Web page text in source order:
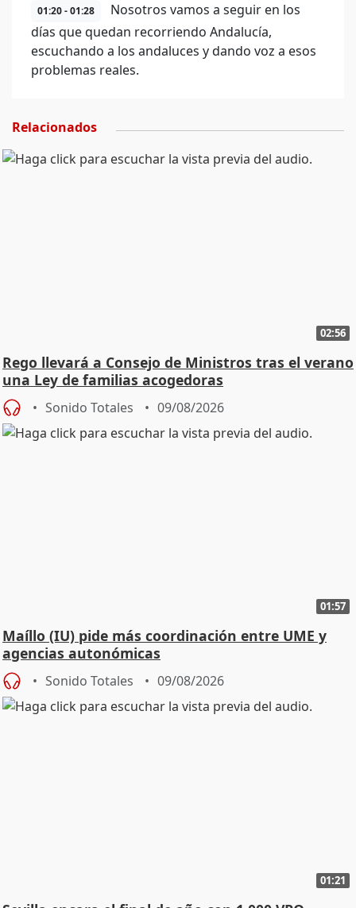
01:20 - 01:28
Nosotros vamos a seguir en los
días que quedan recorriendo Andalucía,
escuchando a los andaluces y dando voz a esos
problemas reales.
Relacionados
02:56
Rego llevará a Consejo de Ministros tras el verano
una Ley de familias acogedoras
Sonido Totales 09/08/2026
01:57
Maíllo (IU) pide más coordinación entre UME y
agencias autonómicas
Sonido Totales 09/08/2026
01:21